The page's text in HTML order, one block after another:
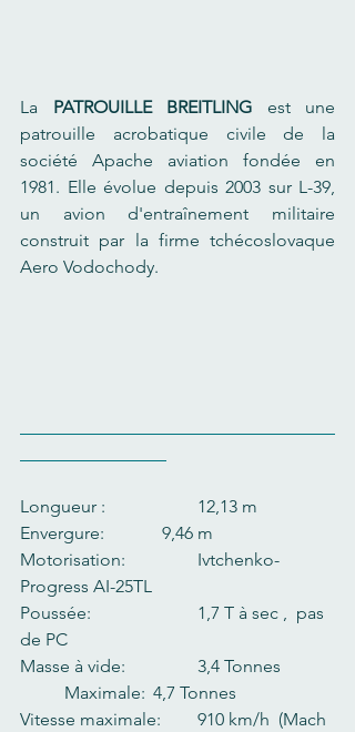
La PATROUILLE BREITLING est une
patrouille acrobatique civile de la
société Apache aviation fondée en
1981. Elle évolue depuis 2003 sur L-39,
un avion d'entraînement militaire
construit par la firme tchécoslovaque
Aero Vodochody.
Longueur :   		12,13 m
Envergure:       	  9,46 m
Motorisation:        	Ivtchenko-
Progress AI-25TL
Poussée:      		1,7 T à sec ,  pas
de PC
Masse à vide:       	3,4 Tonnes
	Maximale: 	4,7 Tonnes
Vitesse maximale:  	910 km/h  (Mach